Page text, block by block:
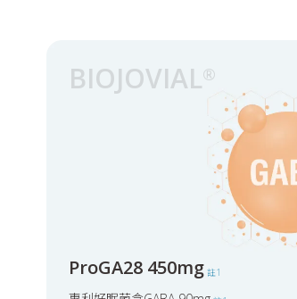
BIOJOVIAL®
ProGA28 450mg 註1